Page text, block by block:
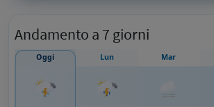
Andamento a 7 giorni
Oggi Lun Mar